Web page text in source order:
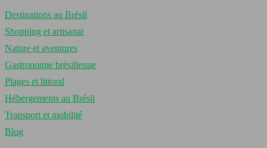
Destinations au Brésil
Shopping et artisanat
Nature et aventures
Gastronomie brésilienne
Plages et littoral
Hébergements au Brésil
Transport et mobilité
Blog